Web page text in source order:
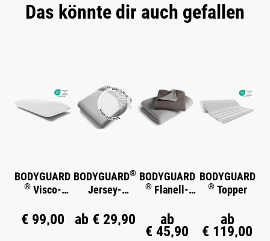
Das könnte dir auch gefallen
BODYGUARD
®Visco-
€ 99,00
BODYGUARD®
Jersey-
en
ab € 29,90
BODYGUARD
® Flanell-
ab
€ 45,90
BODYGUARD
®Topper
ab
€ 119,00